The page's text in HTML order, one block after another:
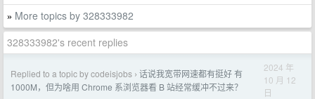
» More topics by 328333982
328333982's recent replies
Replied to a topic by codeisjobs › 话说我宽带网速都有挺好 有
1000M，但为啥用 Chrome 系浏览器看 B 站经常缓冲不过来？
2024 年
10 月 12
日